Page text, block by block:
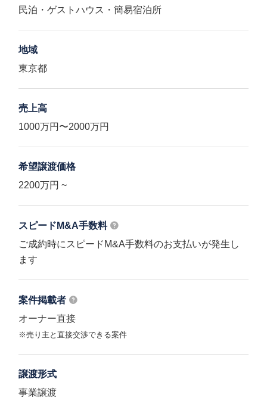
民泊・ゲストハウス・簡易宿泊所
地域
東京都
売上高
1000万円〜2000万円
希望譲渡価格
2200万円 ~
スピードM&A手数料
ご成約時にスピードM&A手数料のお支払いが発生し
ます
案件掲載者
オーナー直接
※売り主と直接交渉できる案件
譲渡形式
事業譲渡